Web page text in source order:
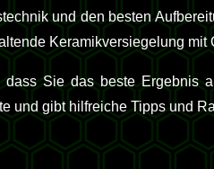
und den besten
Keramikversiegelung
Sie das beste
und gibt hilfreiche Tipps und